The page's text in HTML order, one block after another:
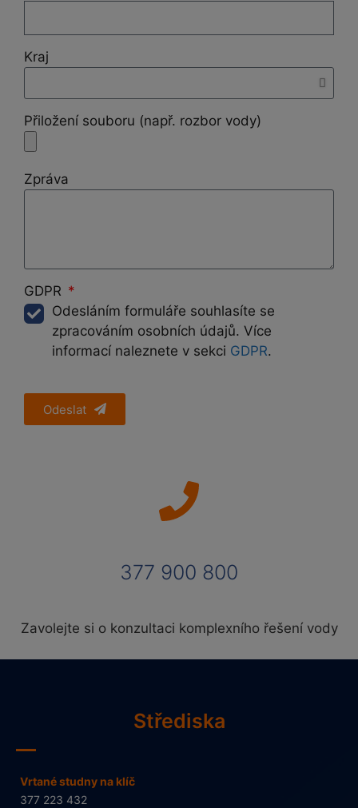
Kraj
Přiložení souboru (např. rozbor vody)
Zpráva
GDPR
Odesláním formuláře souhlasíte se
zpracováním osobních údajů. Více
informací naleznete v sekci GDPR.
Odeslat
377 900 800
Zavolejte si o konzultaci komplexního řešení vody
Střediska
Vrtané studny na klíč
377 223 432